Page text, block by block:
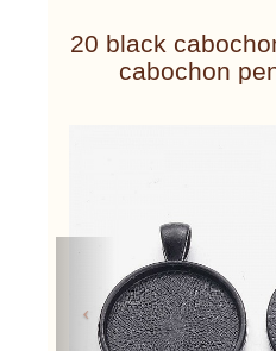
20 black
cabochon
Previous